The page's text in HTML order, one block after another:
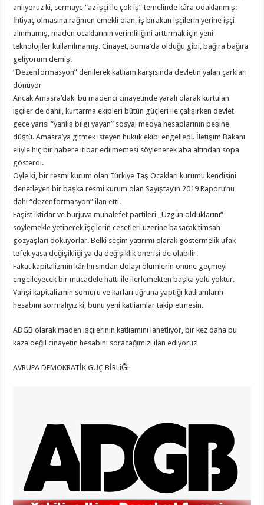
anlıyoruz ki, sermaye “az işçi ile çok iş” temelinde kâra odaklanmış:
İhtiyaç olmasına rağmen emekli olan, iş bırakan işçilerin yerine işçi
alınmamış, maden ocaklarının verimliliğini arttırmak için yeni
teknolojiler kullanılmamış. Cinayet, Soma’da olduğu gibi, bağıra bağıra
geliyorum demiş!
“Dezenformasyon” denilerek katliam karşısında devletin yalan çarkları
dönüyor
Ancak Amasra’daki bu madenci cinayetinde yaralı olarak kurtulan
işçiler de dahil, kurtarma ekipleri bütün güçleri ile çalışırken devlet
gece yarısı “yanlış bilgi yayan” sosyal medya hesaplarının peşine
düştü. Amasra’ya gitmek isteyen hukuk ekibi engelledi. İletişim Bakanı
eliyle hiç bir habere itibar edilmemesi söylenerek aba altından sopa
gösterdi.
Öyle ki, bir resmi kurum olan Türkiye Taş Ocakları kurumu kendisini
denetleyen bir başka resmi kurum olan Sayıştay’ın 2019 Raporu’nu
dahi “dezenformasyon” ilan etti.
Faşist iktidar ve burjuva muhalefet partileri „Üzgün olduklarını“
söylemekle yetinerek işçilerin cesetleri üzerine basarak timsah
gözyaşları döküyorlar. Belki seçim yatırımı olarak göstermelik ufak
tefek yasa değişikliği ya da değişiklik önerisi de olabilir.
Fakat kapitalizmin kâr hırsından dolayı ölümlerin önüne geçmeyi
engelleyecek bir mücadele hattı ile ilerlemekten başka yolu yoktur.
Vahşi kapitalizmin sömürü ve karları uğruna yaptığı katliamların
hesabını sormalıyız ki, bunu yeni katliamlar takip etmesin.
ADGB olarak maden işçilerinin katliamını lanetliyor, bir kez daha bu
kaza değil cinayetin hesabını soracağımızı ilan ediyoruz
AVRUPA DEMOKRATİK GÜÇ BİRLiĞi